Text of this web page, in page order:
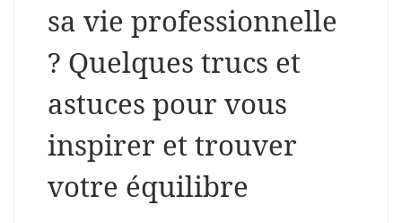
sa vie professionnelle
? Quelques trucs et
astuces pour vous
inspirer et trouver
votre équilibre